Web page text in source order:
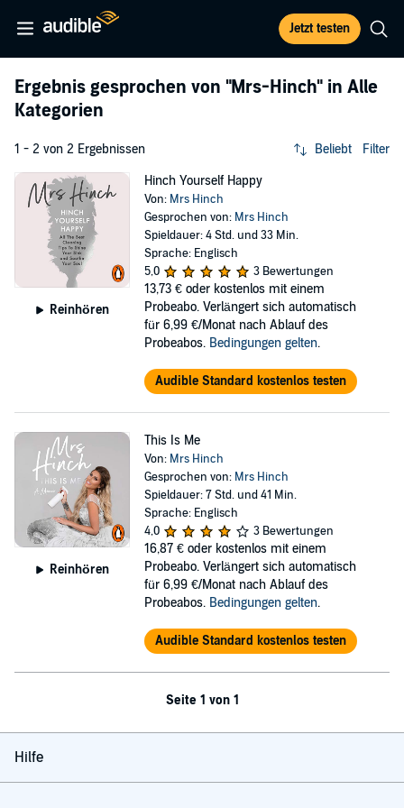
Jetzt testen
Ergebnis gesprochen von "Mrs-Hinch" in Alle
Kategorien
1 - 2 von 2 Ergebnissen Beliebt Filter
Reinhören
Hinch Yourself Happy
Von: Mrs Hinch
Gesprochen von: Mrs Hinch
Spieldauer: 4 Std. und 33 Min.
Sprache: Englisch
5,0
3 Bewertungen
13,73 € oder kostenlos mit einem
Probeabo. Verlängert sich automatisch
für 6,99 €/Monat nach Ablauf des
Probeabos. Bedingungen gelten.
Audible Standard kostenlos testen
Reinhören
This Is Me
Von: Mrs Hinch
Gesprochen von: Mrs Hinch
Spieldauer: 7 Std. und 41 Min.
Sprache: Englisch
4,0
3 Bewertungen
16,87 € oder kostenlos mit einem
Probeabo. Verlängert sich automatisch
für 6,99 €/Monat nach Ablauf des
Probeabos. Bedingungen gelten.
Audible Standard kostenlos testen
Seite 1 von 1
Hilfe